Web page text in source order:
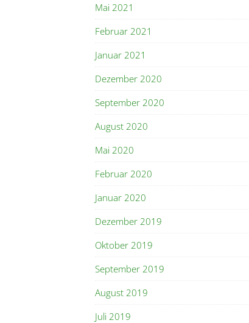
Mai 2021
Februar 2021
Januar 2021
Dezember 2020
September 2020
August 2020
Mai 2020
Februar 2020
Januar 2020
Dezember 2019
Oktober 2019
September 2019
August 2019
Juli 2019